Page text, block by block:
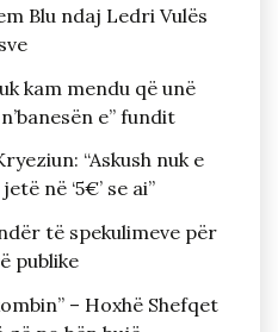
Blu ndaj Ledri Vulës
kam mendu që unë
e” fundit
“Askush nuk e
në ‘5€’ se ai”
të spekulimeve për
publike
– Hoxhë Shefqet